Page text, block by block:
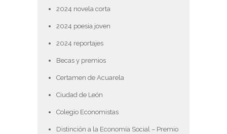
2024 novela corta
2024 poesia joven
2024 reportajes
Becas y premios
Certamen de Acuarela
Ciudad de León
Colegio Economistas
Distinción a la Economía Social – Premio